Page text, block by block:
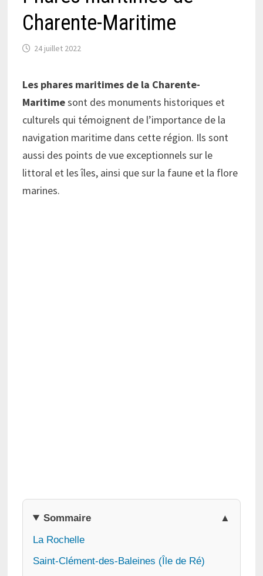
Charente-Maritime
24 juillet 2022
Les phares maritimes de la Charente-
Maritimesont des monuments historiques et
culturels qui témoignent de l’importance de la
navigation maritime dans cette région. Ils sont
aussi des points de vue exceptionnels sur le
littoral et les îles, ainsi que sur la faune et la flore
marines.
Sommaire
La Rochelle
Saint-Clément-des-Baleines (Île de Ré)